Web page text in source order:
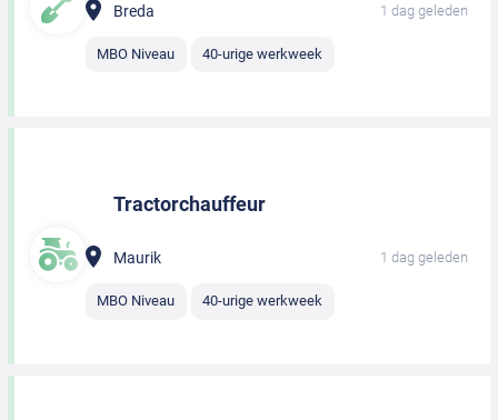
Breda 1 dag geleden
MBO Niveau 40-urige werkweek
Tractorchauffeur
Maurik 1 dag geleden
MBO Niveau 40-urige werkweek